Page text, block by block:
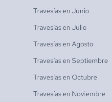
Travesías en Junio
Travesías en Julio
Travesías en Agosto
Travesías en Septiembre
Travesías en Octubre
Travesías en Noviembre